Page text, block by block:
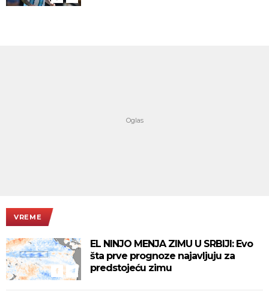
VREME
EL NINJO MENJA ZIMU U SRBIJI: Evo
šta prve prognoze najavljuju za
predstojeću zimu